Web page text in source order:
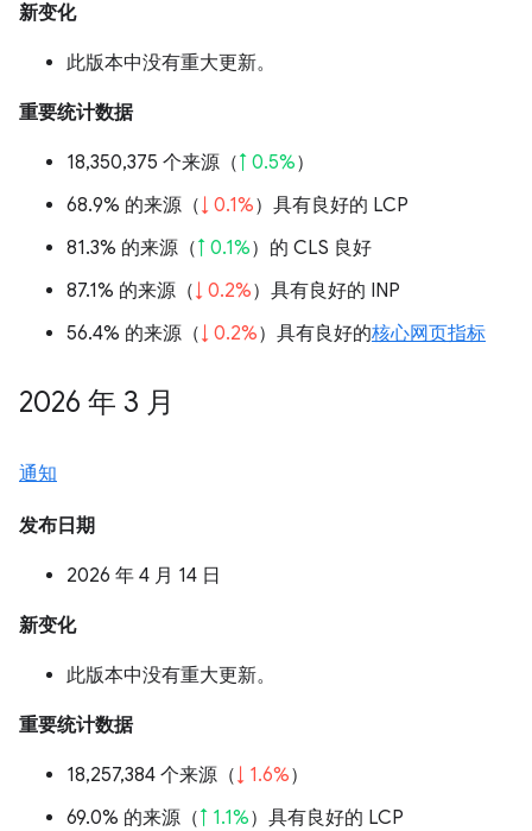
新变化
此版本中没有重大更新。
重要统计数据
18,350,375 个来源（↑ 0.5%）
68.9% 的来源（↓ 0.1%）具有良好的 LCP
81.3% 的来源（↑ 0.1%）的 CLS 良好
87.1% 的来源（↓ 0.2%）具有良好的 INP
56.4% 的来源（↓ 0.2%）具有良好的核心网页指标
2026 年 3 月
通知
发布日期
2026 年 4 月 14 日
新变化
此版本中没有重大更新。
重要统计数据
18,257,384 个来源（↓ 1.6%）
69.0% 的来源（↑ 1.1%）具有良好的 LCP